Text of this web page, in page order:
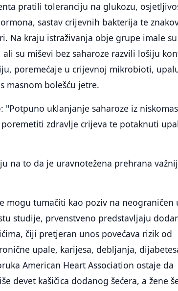
pratili toleranciju na glukozu,
sastav crijevnih bakterija te
Na kraju istraživanja obje grupe imale su
su miševi bez saharoze razvili lošiju
poremećaje u crijevnoj mikrobioti,
masnom bolešću jetre.
"Potpuno uklanjanje saharoze iz
zdravlje crijeva te potaknuti
na to da je uravnotežena prehrana
mogu tumačiti kao poziv na neograničen
studije, prvenstveno predstavljaju
čiji pretjeran unos povećava rizik od
upale, karijesa, debljanja,
American Heart Association ostaje da
devet kašičica dodanog šećera, a žene